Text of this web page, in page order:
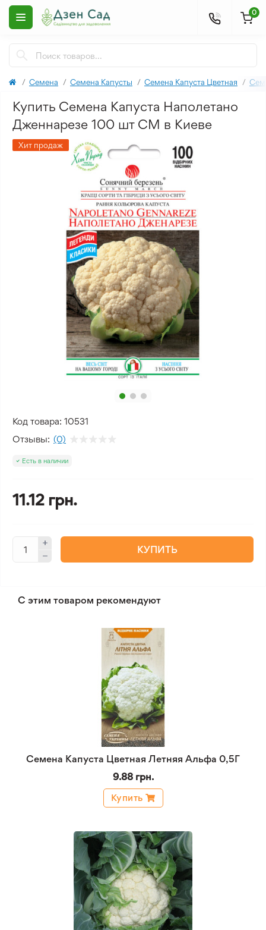
0
Семена Семена Капусты Семена Капуста Цветная
Купить Семена Капуста Наполетано
Дженнарезе 100 шт СМ в Киеве
Хит продаж
Код товара: 10531
Отзывы: (0)
Есть в наличии
11.12 грн.
КУПИТЬ
С этим товаром рекомендуют
Семена Капуста Цветная Летняя Альфа 0,5Г
9.88 грн.
Купить